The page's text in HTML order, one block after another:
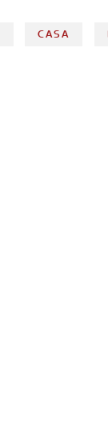
CASA